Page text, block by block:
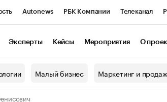
Autonews РБК Компании Телеканал
Эксперты Кейсы Мероприятия О
Малый бизнес Маркетинг и